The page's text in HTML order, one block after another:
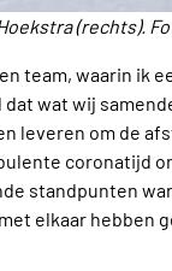
(rechts).
team, waarin ik
wat wij
leveren om de
coronatijd
standpunten
elkaar hebben